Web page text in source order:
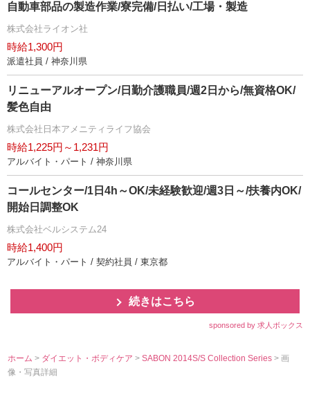
自動車部品の製造作業/寮完備/日払い/工場・製造
株式会社ライオン社
時給1,300円
派遣社員 / 神奈川県
リニューアルオープン/日勤介護職員/週2日から/無資格OK/
髪色自由
株式会社日本アメニティライフ協会
時給1,225円～1,231円
アルバイト・パート / 神奈川県
コールセンター/1日4h～OK/未経験歓迎/週3日～/扶養内OK/
開始日調整OK
株式会社ベルシステム24
時給1,400円
アルバイト・パート / 契約社員 / 東京都
続きはこちら
sponsored by 求人ボックス
ホーム > ダイエット・ボディケア>SABON 2014S/S Collection Series> 画
像・写真詳細